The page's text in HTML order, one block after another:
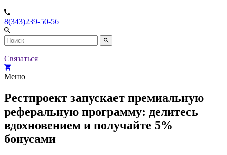
8(343)239-50-56
Связаться
Меню
Рестпроект запускает премиальную
реферальную программу: делитесь
вдохновением и получайте 5%
бонусами